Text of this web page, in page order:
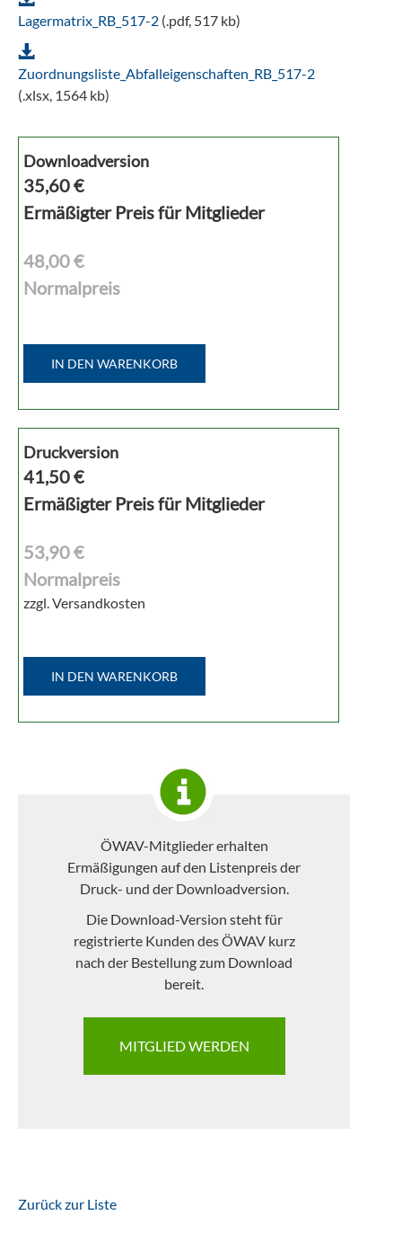
Lagermatrix_RB_517-2 (.pdf, 517 kb)
Zuordnungsliste_Abfalleigenschaften_RB_517-2
(.xlsx, 1564 kb)
Downloadversion
35,60€
Ermäßigter Preis für Mitglieder
48,00 €
Normalpreis
IN DEN WARENKORB
Druckversion
41,50€
Ermäßigter Preis für Mitglieder
53,90 €
Normalpreis
zzgl. Versandkosten
IN DEN WARENKORB
ÖWAV-Mitglieder erhalten
Ermäßigungen auf den Listenpreis der
Druck- und der Downloadversion.
Die Download-Version steht für
registrierte Kunden des ÖWAV kurz
nach der Bestellung zum Download
bereit.
MITGLIED WERDEN
Zurück zur Liste